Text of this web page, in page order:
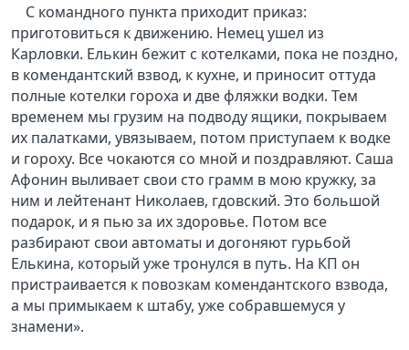
С командного пункта приходит приказ:
приготовиться к движению. Немец ушел из
Карловки. Елькин бежит с котелками, пока не поздно,
в комендантский взвод, к кухне, и приносит оттуда
полные котелки гороха и две фляжки водки. Тем
временем мы грузим на подводу ящики, покрываем
их палатками, увязываем, потом приступаем к водке
и гороху. Все чокаются со мной и поздравляют. Саша
Афонин выливает свои сто грамм в мою кружку, за
ним и лейтенант Николаев, гдовский. Это большой
подарок, и я пью за их здоровье. Потом все
разбирают свои автоматы и догоняют гурьбой
Елькина, который уже тронулся в путь. На КП он
пристраивается к повозкам комендантского взвода,
а мы примыкаем к штабу, уже собравшемуся у
знамени».